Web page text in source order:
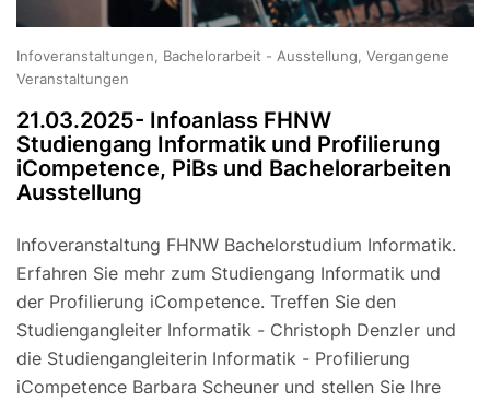
Infoveranstaltungen, Bachelorarbeit - Ausstellung, Vergangene
Veranstaltungen
21.03.2025- Infoanlass FHNW
Studiengang Informatik und Profilierung
iCompetence, PiBs und Bachelorarbeiten
Ausstellung
Infoveranstaltung FHNW Bachelorstudium Informatik.
Erfahren Sie mehr zum Studiengang Informatik und
der Profilierung iCompetence. Treffen Sie den
Studiengangleiter Informatik - Christoph Denzler und
die Studiengangleiterin Informatik - Profilierung
iCompetence Barbara Scheuner und stellen Sie Ihre